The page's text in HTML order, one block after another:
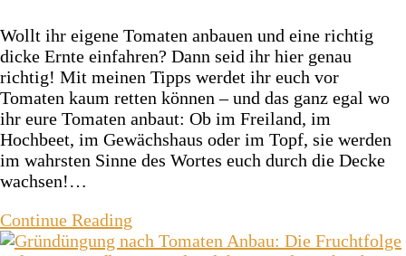
Wollt ihr eigene Tomaten anbauen und eine richtig
dicke Ernte einfahren? Dann seid ihr hier genau
richtig! Mit meinen Tipps werdet ihr euch vor
Tomaten kaum retten können – und das ganz egal wo
ihr eure Tomaten anbaut: Ob im Freiland, im
Hochbeet, im Gewächshaus oder im Topf, sie werden
im wahrsten Sinne des Wortes euch durch die Decke
wachsen!…
Continue Reading